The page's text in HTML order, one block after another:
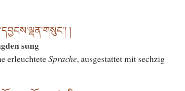
།
sung
erleuchteteSprache, ausgestattet mit sechzig